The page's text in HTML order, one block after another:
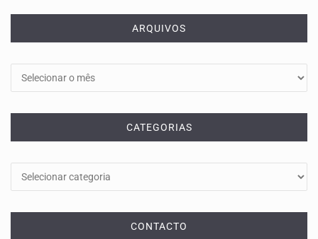
ARQUIVOS
CATEGORIAS
CONTACTO